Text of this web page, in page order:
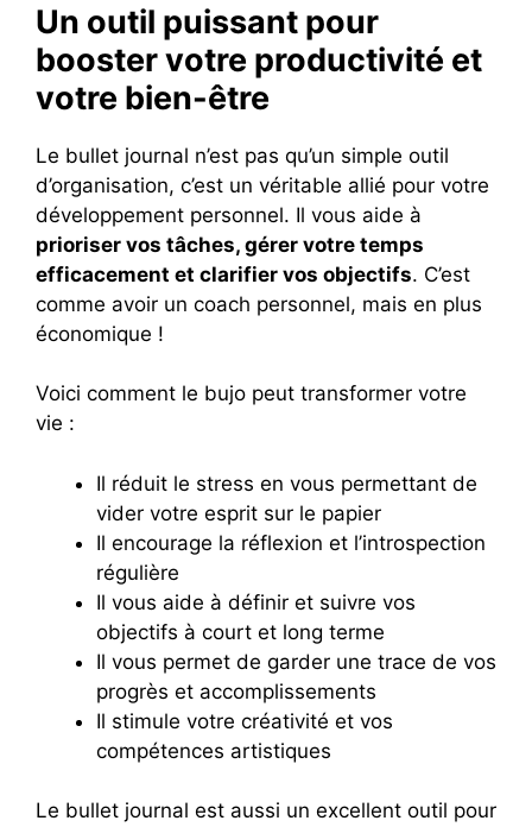
Un outil puissant pour
booster votre productivité et
votre bien-être
Le bullet journal n’est pas qu’un simple outil
d’organisation, c’est un véritable allié pour votre
développement personnel. Il vous aide à
prioriser vos tâches, gérer votre temps
efficacement et clarifier vos objectifs. C’est
comme avoir un coach personnel, mais en plus
économique !
Voici comment le bujo peut transformer votre
vie :
Il réduit le stress en vous permettant de
vider votre esprit sur le papier
Il encourage la réflexion et l’introspection
régulière
Il vous aide à définir et suivre vos
objectifs à court et long terme
Il vous permet de garder une trace de vos
progrès et accomplissements
Il stimule votre créativité et vos
compétences artistiques
Le bullet journal est aussi un excellent outil pour